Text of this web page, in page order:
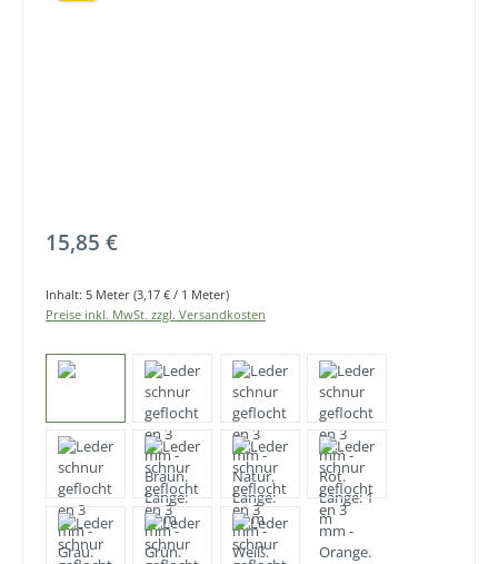
Regulärer Preis:
15,85 €
Inhalt: 5 Meter (3,17 € / 1 Meter)
Preise inkl. MwSt. zzgl. Versandkosten